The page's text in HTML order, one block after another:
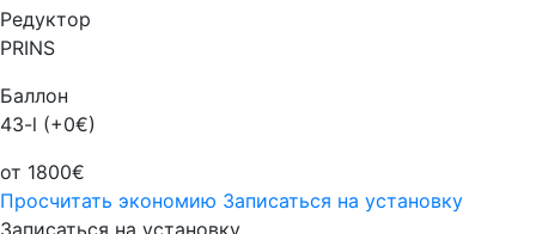
Редуктор
PRINS
Баллон
43-l (+0€)
от 1800€
Просчитать экономию Записаться на установку
Записаться на установку